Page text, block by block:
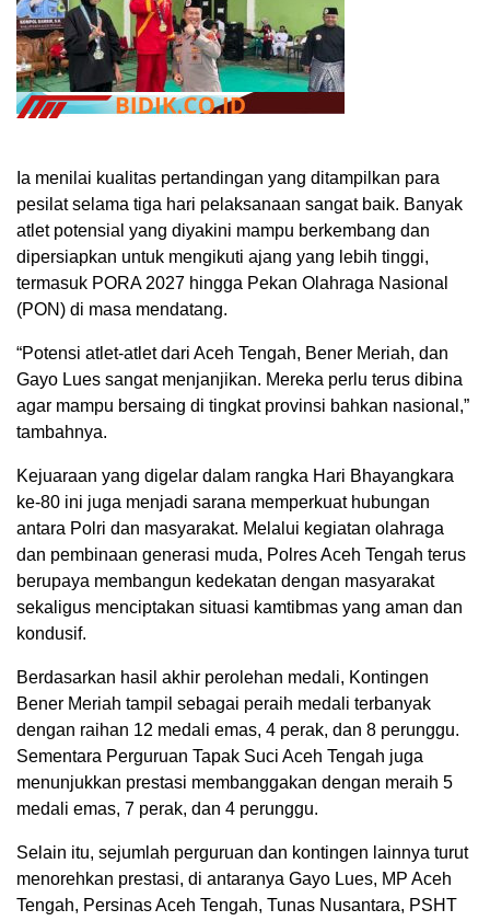
Ia menilai kualitas pertandingan yang ditampilkan para
pesilat selama tiga hari pelaksanaan sangat baik. Banyak
atlet potensial yang diyakini mampu berkembang dan
dipersiapkan untuk mengikuti ajang yang lebih tinggi,
termasuk PORA 2027 hingga Pekan Olahraga Nasional
(PON) di masa mendatang.
“Potensi atlet-atlet dari Aceh Tengah, Bener Meriah, dan
Gayo Lues sangat menjanjikan. Mereka perlu terus dibina
agar mampu bersaing di tingkat provinsi bahkan nasional,”
tambahnya.
Kejuaraan yang digelar dalam rangka Hari Bhayangkara
ke-80 ini juga menjadi sarana memperkuat hubungan
antara Polri dan masyarakat. Melalui kegiatan olahraga
dan pembinaan generasi muda, Polres Aceh Tengah terus
berupaya membangun kedekatan dengan masyarakat
sekaligus menciptakan situasi kamtibmas yang aman dan
kondusif.
Berdasarkan hasil akhir perolehan medali, Kontingen
Bener Meriah tampil sebagai peraih medali terbanyak
dengan raihan 12 medali emas, 4 perak, dan 8 perunggu.
Sementara Perguruan Tapak Suci Aceh Tengah juga
menunjukkan prestasi membanggakan dengan meraih 5
medali emas, 7 perak, dan 4 perunggu.
Selain itu, sejumlah perguruan dan kontingen lainnya turut
menorehkan prestasi, di antaranya Gayo Lues, MP Aceh
Tengah, Persinas Aceh Tengah, Tunas Nusantara, PSHT